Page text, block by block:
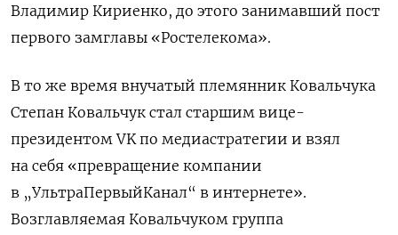
Владимир Кириенко, до этого занимавший пост
первого замглавы «Ростелекома».
В то же время внучатый племянник Ковальчука
Степан Ковальчук стал старшим вице-
президентом VK по медиастратегии и взял
на себя «превращение компании
в „УльтраПервыйКанал“ в интернете».
Возглавляемая Ковальчуком группа